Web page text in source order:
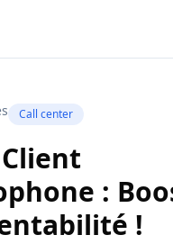
Call center
:
!